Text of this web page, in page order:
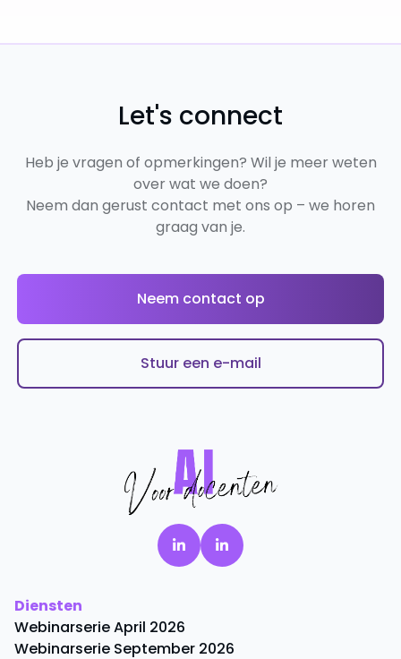
Let's connect
Heb je vragen of opmerkingen? Wil je meer weten
over wat we doen?
Neem dan gerust contact met ons op – we horen
graag van je.
Neem contact op
Stuur een e-mail
Diensten
Webinarserie April 2026
Webinarserie September 2026